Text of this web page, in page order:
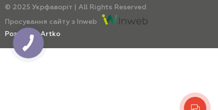
© 2025 Укрфаворіт | All Rights Reserved
Просування сайту з Inweb
Розробка Artko